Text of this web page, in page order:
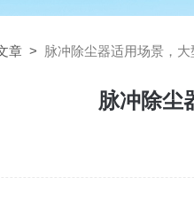
章 > 脉冲除尘器适用场景，
脉冲除尘